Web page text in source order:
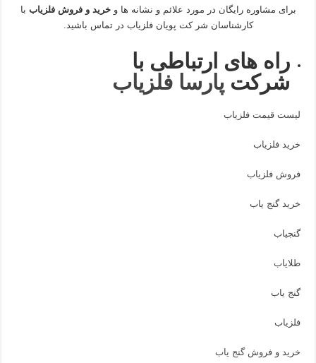
برای مشاوره رایگان در مورد علائم و نشانه ها وخرید و فروش فلزیاب با
کارشناسان شر کت پویان فلزیاب در تماس باشید.
راه های ارتباطی با
شرکت پارسا فلزیاب
لیست قیمت فلزیاب
خرید فلزیاب
فروش فلزیاب
خرید گنج یاب
گنجیاب
طلایاب
گنج یاب
فلزیاب
خرید و فروش گنج یاب